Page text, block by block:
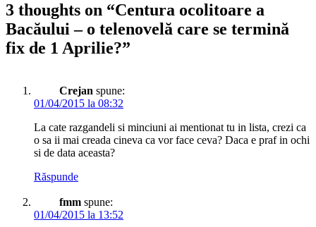
3 thoughts on “Centura ocolitoare a
Bacăului – o telenovelă care se termină
fix de 1 Aprilie?”
Crejan spune:
01/04/2015 la 08:32
La cate razgandeli si minciuni ai mentionat tu in lista, crezi ca
o sa ii mai creada cineva ca vor face ceva? Daca e praf in ochi
si de data aceasta?
Răspunde
fmm spune:
01/04/2015 la 13:52